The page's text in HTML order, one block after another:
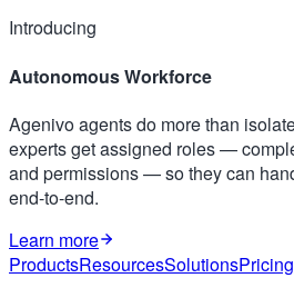
Introducing
Autonomous Workforce
Agenivo agents do more than
experts get assigned roles —
and permissions — so they can
end-to-end.
Learn more
ProductsResourcesSolutionsPricing